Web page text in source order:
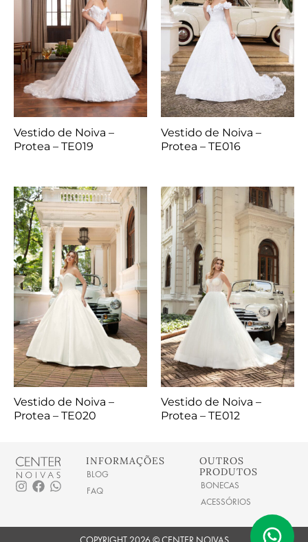
Vestido de Noiva –
Protea – TE019
Vestido de Noiva –
Protea – TE016
Vestido de Noiva –
Protea – TE020
Vestido de Noiva –
Protea – TE012
I
F
W
INFORMAÇÕES
BLOG
FAQ
OUTROS
PRODUTOS
BONECAS
ACESSÓRIOS